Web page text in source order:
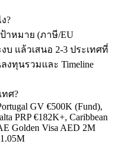
?
าหมาย (ภาษี/EU
งบ แล้วเสนอ 2-3 ประเทศที่
งทุนรวมและ Timeline
ทศ?
GV €500K (Fund),
PRP €182K+, Caribbean
Golden Visa AED 2M